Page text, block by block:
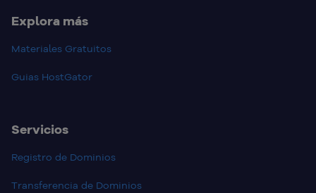
Explora más
Materiales Gratuitos
Guias HostGator
Servicios
Registro de Dominios
Transferencia de Dominios